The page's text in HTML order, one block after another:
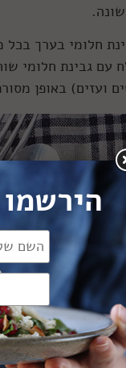
חלומי בערך
גבינת חלומי
ועזים) באופן